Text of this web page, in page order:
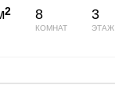
2 8
КОМНАТ
3
ЭТАЖ